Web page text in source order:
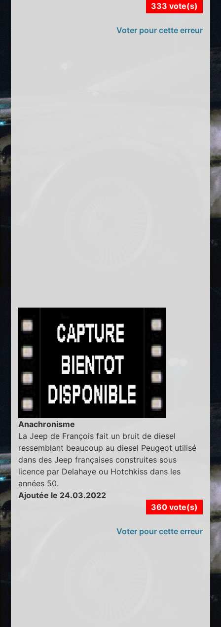
333 vote(s)
Voter pour cette erreur
Anachronisme
La Jeep de François fait un bruit de diesel
ressemblant beaucoup au diesel Peugeot utilisé
dans des Jeep françaises construites sous
licence par Delahaye ou Hotchkiss dans les
années 50.
Ajoutée le 24.03.2022
360 vote(s)
Voter pour cette erreur